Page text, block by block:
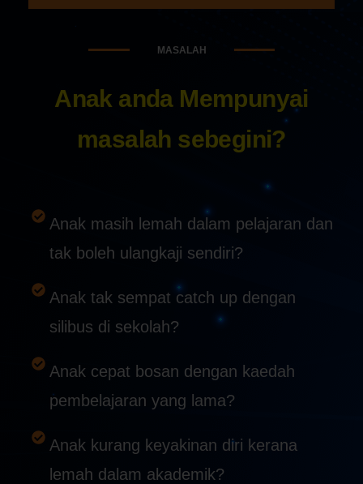
MASALAH
Anak anda Mempunyai
masalah sebegini?
Anak masih lemah dalam pelajaran dan
tak boleh ulangkaji sendiri?
Anak tak sempat catch up dengan
silibus di sekolah?
Anak cepat bosan dengan kaedah
pembelajaran yang lama?
Anak kurang keyakinan diri kerana
lemah dalam akademik?